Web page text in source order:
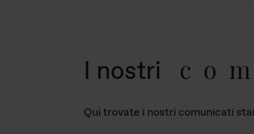
I nostri
Qui trovate i nostri comunicati